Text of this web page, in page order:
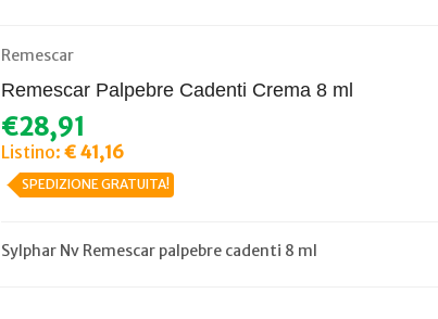
Remescar
Remescar Palpebre Cadenti Crema 8 ml
€28,91
Listino: € 41,16
SPEDIZIONE GRATUITA!
Sylphar Nv Remescar palpebre cadenti 8 ml